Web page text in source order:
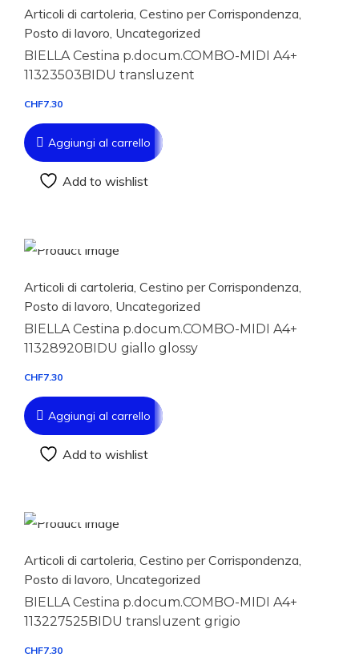
Articoli di cartoleria Cestino per Corrispondenza
Posto di lavoro Uncategorized
BIELLA Cestina p.docum.COMBO-MIDI A4+
11323503BIDU transluzent
CHF7.30
Aggiungi al carrello
Add to wishlist
Articoli di cartoleria Cestino per Corrispondenza
Posto di lavoro Uncategorized
BIELLA Cestina p.docum.COMBO-MIDI A4+
11328920BIDU giallo glossy
CHF7.30
Aggiungi al carrello
Add to wishlist
Articoli di cartoleria Cestino per Corrispondenza
Posto di lavoro Uncategorized
BIELLA Cestina p.docum.COMBO-MIDI A4+
113227525BIDU transluzent grigio
CHF7.30